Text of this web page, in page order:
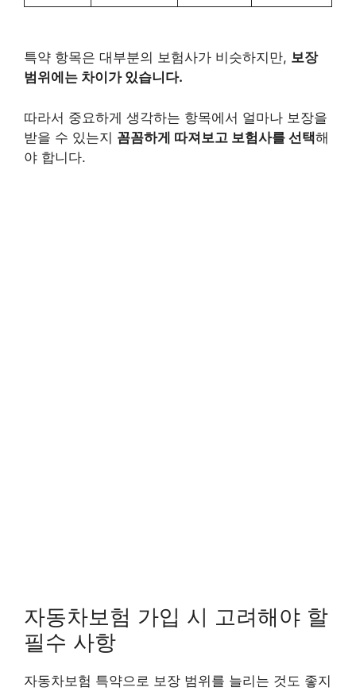
특약 항목은 대부분의 보험사가 비슷하지만, 보장
범위에는 차이가 있습니다.
따라서 중요하게 생각하는 항목에서 얼마나 보장을
받을 수 있는지 꼼꼼하게 따져보고 보험사를 선택해
야 합니다.
자동차보험 가입 시 고려해야 할
필수 사항
자동차보험 특약으로 보장 범위를 늘리는 것도 좋지